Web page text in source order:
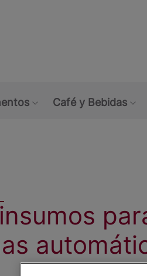
Tu negocio
Show submenu:
Café y Bebidas